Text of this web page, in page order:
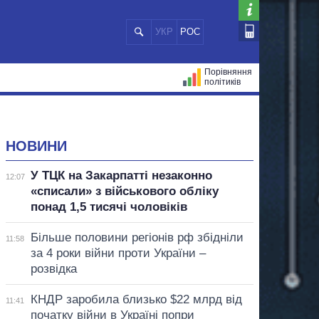
УКР РОС
Порівняння
політиків
НОВИНИ
12:07
У ТЦК на Закарпатті незаконно
«списали» з військового обліку
понад 1,5 тисячі чоловіків
11:58
Більше половини регіонів рф збідніли
за 4 роки війни проти України –
розвідка
11:41
КНДР заробила близько $22 млрд від
початку війни в Україні попри